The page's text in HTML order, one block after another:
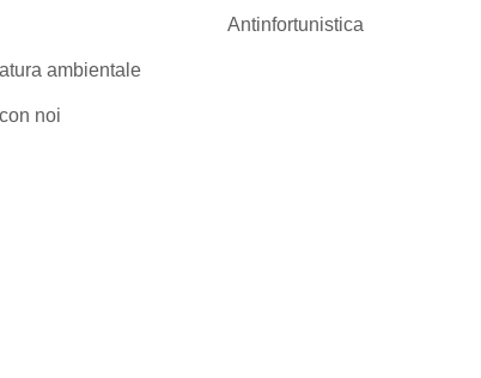
ambientale
noi
Antinfortunistica